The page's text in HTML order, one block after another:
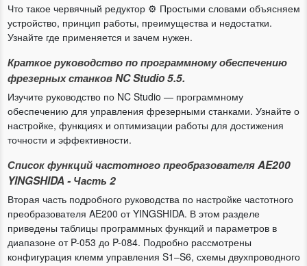
Что такое червячный редуктор ⚙️ Простыми словами объясняем
устройство, принцип работы, преимущества и недостатки.
Узнайте где применяется и зачем нужен.
Краткое руководство по программному обеспечению
фрезерных станков NC Studio 5.5.
Изучите руководство по NC Studio — программному
обеспечению для управления фрезерными станками. Узнайте о
настройке, функциях и оптимизации работы для достижения
точности и эффективности.
Список функций частотного преобразователя AE200
YINGSHIDA - Часть 2
Вторая часть подробного руководства по настройке частотного
преобразователя AE200 от YINGSHIDA. В этом разделе
приведены таблицы программных функций и параметров в
диапазоне от P-053 до P-084. Подробно рассмотрены
конфигурация клемм управления S1–S6, схемы двухпроводного